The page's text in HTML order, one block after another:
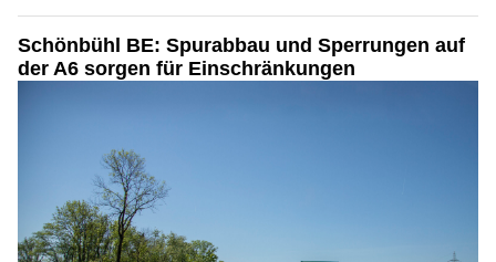
Schönbühl BE: Spurabbau und Sperrungen auf
der A6 sorgen für Einschränkungen